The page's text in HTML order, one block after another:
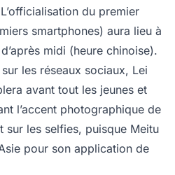
du premier
smartphones) aura lieu à
midi (heure chinoise).
les réseaux sociaux, Lei
avant tout les jeunes et
l’accent photographique de
sur les selfies, puisque Meitu
pour son application de